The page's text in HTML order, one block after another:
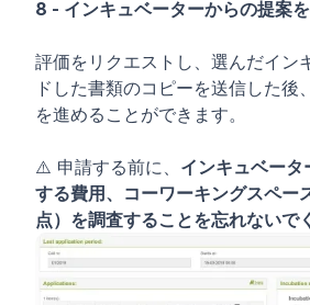
8 - インキュベーターからの提案
評価をリクエストし、選んだイン
ドした書類のコピーを送信した後、
を進めることができます。
⚠️ 申請する前に、 インキュベータ
する費用、コーワーキングスペー
点）を調査することを忘れないで